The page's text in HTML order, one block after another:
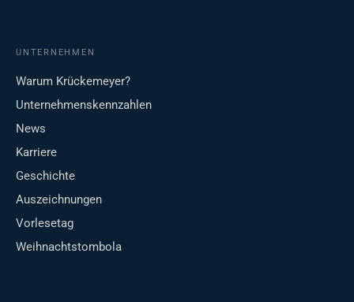
UNTERNEHMEN
Warum Krückemeyer?
Unternehmenskennzahlen
News
Karriere
Geschichte
Auszeichnungen
Vorlesetag
Weihnachtstombola